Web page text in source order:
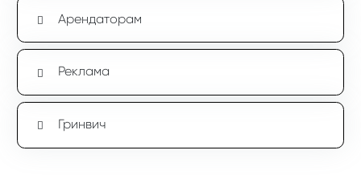
Арендаторам
Реклама
Гринвич